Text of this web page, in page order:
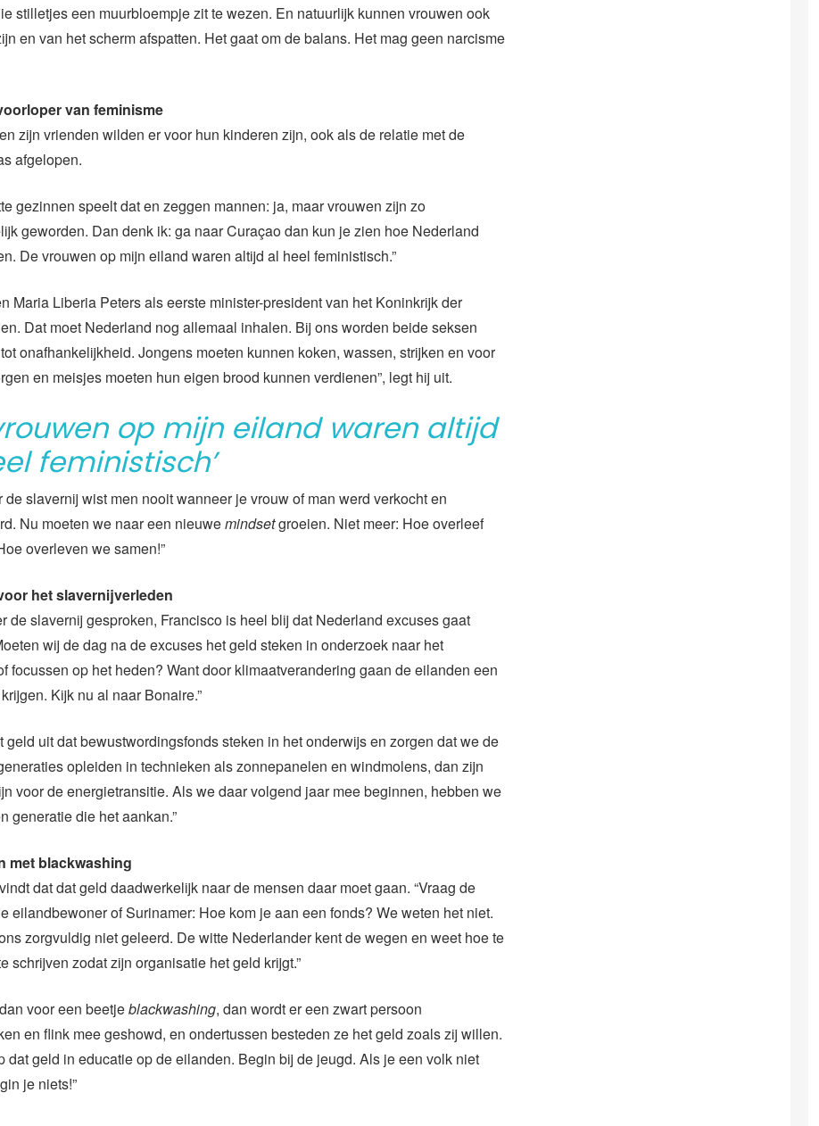
stilletjes een muurbloempje zit te wezen. En natuurlijk kunnen vrouwen ook
en van het scherm afspatten. Het gaat om de balans. Het mag geen narcisme
van feminisme
zijn vrienden wilden er voor hun kinderen zijn, ook als de relatie met de
afgelopen.
gezinnen speelt dat en zeggen mannen: ja, maar vrouwen zijn zo
geworden. Dan denk ik: ga naar Curaçao dan kun je zien hoe Nederland
De vrouwen op mijn eiland waren altijd al heel feministisch.”
Maria Liberia Peters als eerste minister-president van het Koninkrijk der
Dat moet Nederland nog allemaal inhalen. Bij ons worden beide seksen
onafhankelijkheid. Jongens moeten kunnen koken, wassen, strijken en voor
en meisjes moeten hun eigen brood kunnen verdienen”, legt hij uit.
op mijn eiland waren altijd
feministisch’
de slavernij wist men nooit wanneer je vrouw of man werd verkocht en
Nu moeten we naar een nieuwemindsetgroeien. Niet meer: Hoe overleef
overleven we samen!”
het slavernijverleden
de slavernij gesproken, Francisco is heel blij dat Nederland excuses gaat
wij de dag na de excuses het geld steken in onderzoek naar het
focussen op het heden? Want door klimaatverandering gaan de eilanden een
Kijk nu al naar Bonaire.”
geld uit dat bewustwordingsfonds steken in het onderwijs en zorgen dat we de
opleiden in technieken als zonnepanelen en windmolens, dan zijn
voor de energietransitie. Als we daar volgend jaar mee beginnen, hebben we
generatie die het aankan.”
met blackwashing
dat dat geld daadwerkelijk naar de mensen daar moet gaan. “Vraag de
eilandbewoner of Surinamer: Hoe kom je aan een fonds? We weten het niet.
zorgvuldig niet geleerd. De witte Nederlander kent de wegen en weet hoe te
schrijven zodat zijn organisatie het geld krijgt.”
voor een beetjeblackwashing, dan wordt er een zwart persoon
en flink mee geshowd, en ondertussen besteden ze het geld zoals zij willen.
dat geld in educatie op de eilanden. Begin bij de jeugd. Als je een volk niet
je niets!”